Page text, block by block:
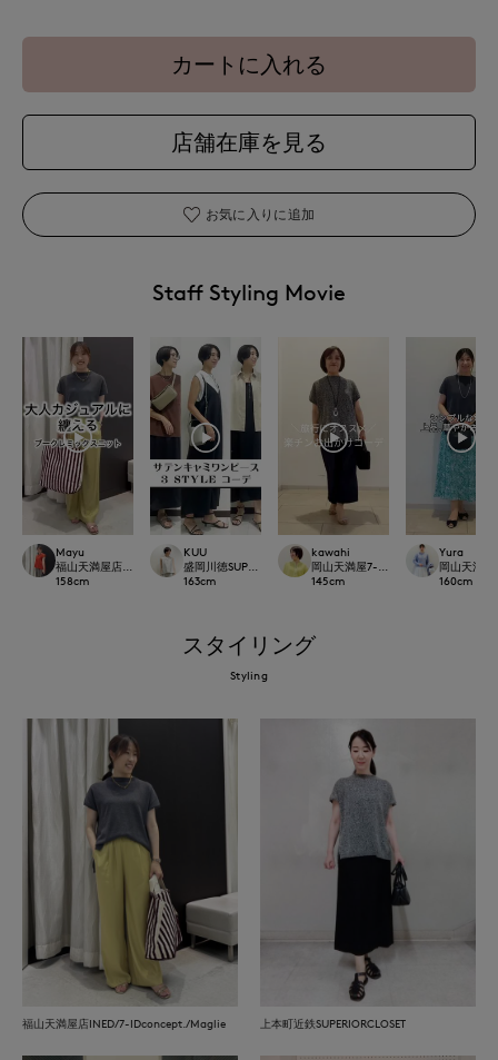
カートに入れる
店舗在庫を見る
お気に入りに追加
Staff Styling Movie
Mayu
福山天満屋店INED/7-IDconcept./Maglie
158cm
KUU
盛岡川徳SUPERIOR CLOSET
163cm
kawahi
岡山天満屋7-IDconcept.
145cm
Yura
岡山天満
160cm
スタイリング
Styling
福山天満屋店INED/7-IDconcept./Maglie 上本町近鉄SUPERIORCLOSET